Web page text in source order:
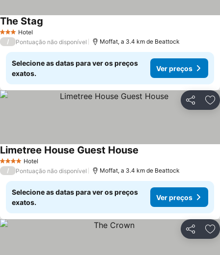
3 EstrelasHotel
The Stag
/ Pontuação não disponível Moffat, a 3.4 km de Beattock
Selecione as datas para ver os preços
exatos.
Ver preços
Partilhar
4 EstrelasHotel
Limetree House Guest House
/ Pontuação não disponível Moffat, a 3.4 km de Beattock
Selecione as datas para ver os preços
exatos.
Ver preços
Partilhar